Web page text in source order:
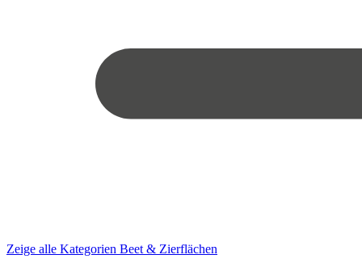
Zeige alle Kategorien Beet & Zierflächen